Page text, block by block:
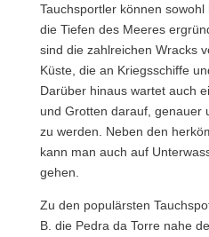
Tauchsportler können
die Tiefen des Meeres
sind die zahlreichen Wracks
Küste, die an Kriegsschiffe
Darüber hinaus wartet auch
und Grotten darauf, genauer
zu werden. Neben den
kann man auch auf
gehen.
Zu den populärsten
B. die Pedra da Torre nahe